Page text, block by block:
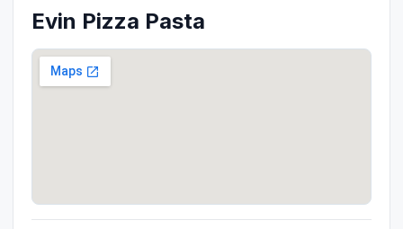
Evin Pizza Pasta